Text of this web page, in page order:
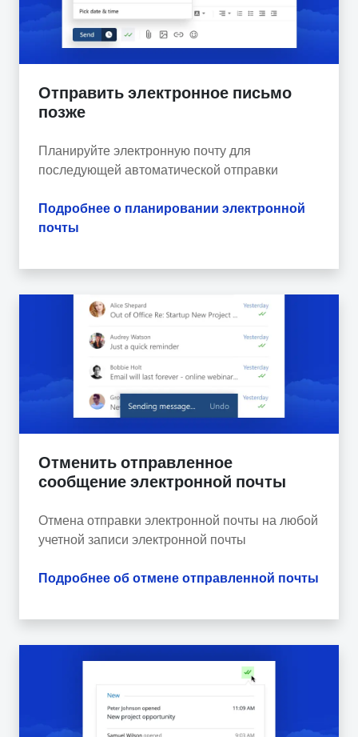
Отправить электронное письмо
позже
Планируйте электронную почту для
последующей автоматической отправки
Подробнее о планировании электронной
почты
Отменить отправленное
сообщение электронной почты
Отмена отправки электронной почты на любой
учетной записи электронной почты
Подробнее об отмене отправленной почты